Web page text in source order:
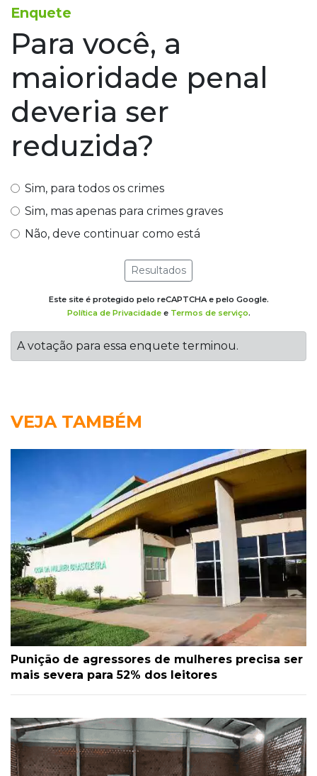
Enquete
Para você, a
maioridade penal
deveria ser
reduzida?
Sim, para todos os crimes
Sim, mas apenas para crimes graves
Não, deve continuar como está
Resultados
Este site é protegido pelo reCAPTCHA e pelo Google.
Política de Privacidadee Termos de serviço.
A votação para essa enquete terminou.
VEJA TAMBÉM
Punição de agressores de mulheres precisa ser
mais severa para 52% dos leitores